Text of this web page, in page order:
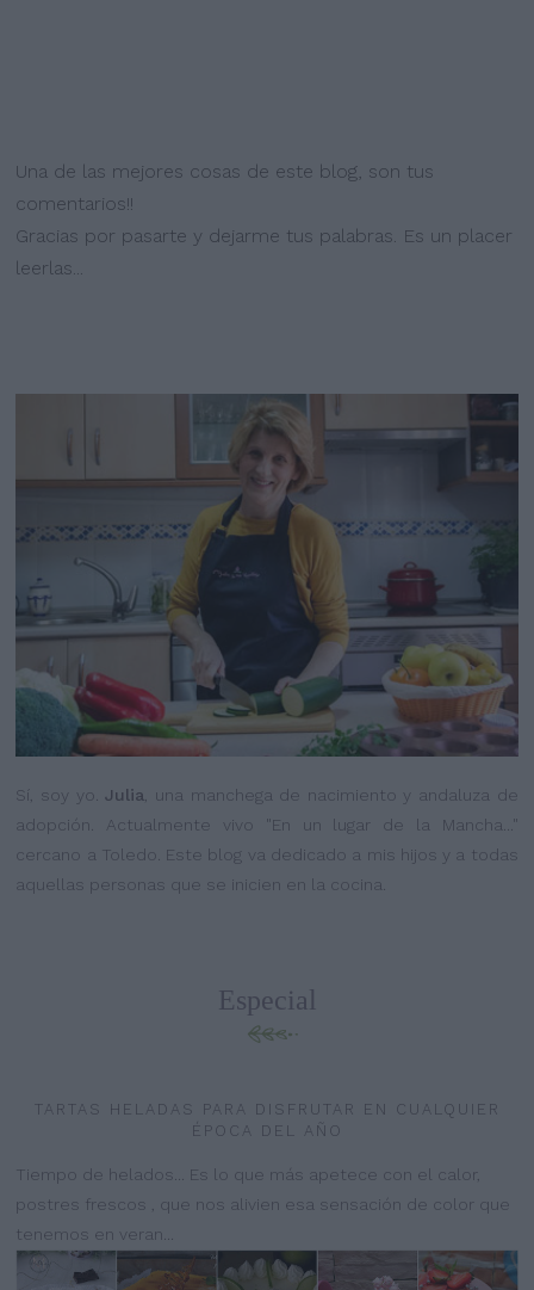
Una de las mejores cosas de este blog, son tus
comentarios!!
Gracias por pasarte y dejarme tus palabras. Es un placer
leerlas...
Sí, soy yo.Julia , una manchega de nacimiento y andaluza de
adopción. Actualmente vivo "En un lugar de la Mancha..."
cercano a Toledo. Este blog va dedicado a mis hijos y a todas
aquellas personas que se inicien en la cocina.
Especial
TARTAS HELADAS PARA DISFRUTAR EN CUALQUIER
ÉPOCA DEL AÑO
Tiempo de helados... Es lo que más apetece con el calor,
postres frescos , que nos alivien esa sensación de color que
tenemos en veran...